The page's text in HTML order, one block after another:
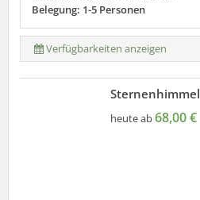
Belegung: 1-5 Personen
Verfügbarkeiten anzeigen
Sternenhimmel
heute ab68,00 €